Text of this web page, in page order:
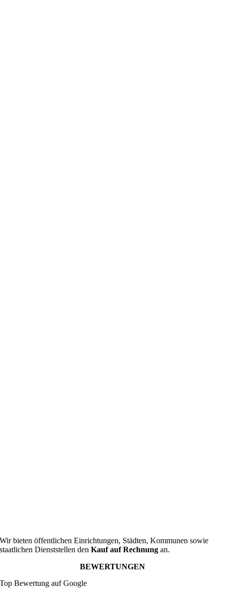
Wir bieten öffentlichen Einrichtungen, Städten, Kommunen sowie
staatlichen Dienststellen denKauf auf Rechnung an.
BEWERTUNGEN
Top Bewertung auf Google